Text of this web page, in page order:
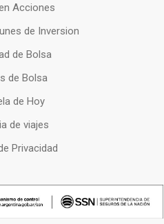
Acciones
de Inversion
de Bolsa
de Bolsa
de Hoy
de viajes
Privacidad